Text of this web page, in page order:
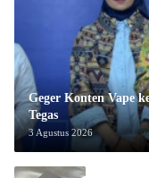
Geger Konten Vape
Tegas
3 Agustus 2026